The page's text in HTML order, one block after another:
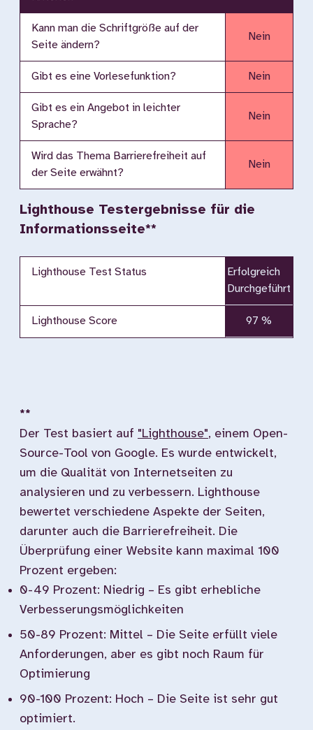
Kann man die Schriftgröße auf der
Seite ändern?
Nein
Gibt es eine Vorlesefunktion? Nein
Gibt es ein Angebot in leichter
Sprache?
Nein
Wird das Thema Barrierefreiheit auf
der Seite erwähnt?
Nein
Lighthouse Testergebnisse für die
Informationsseite**
Lighthouse Test Status
Erfolgreich
Durchgeführt
Lighthouse Score 97 %
**
Der Test basiert auf "Lighthouse", einem Open-
Source-Tool von Google. Es wurde entwickelt,
um die Qualität von Internetseiten zu
analysieren und zu verbessern. Lighthouse
bewertet verschiedene Aspekte der Seiten,
darunter auch die Barrierefreiheit. Die
Überprüfung einer Website kann maximal 100
Prozent ergeben:
0-49 Prozent: Niedrig – Es gibt erhebliche
Verbesserungsmöglichkeiten
50-89 Prozent: Mittel – Die Seite erfüllt viele
Anforderungen, aber es gibt noch Raum für
Optimierung
90-100 Prozent: Hoch – Die Seite ist sehr gut
optimiert.